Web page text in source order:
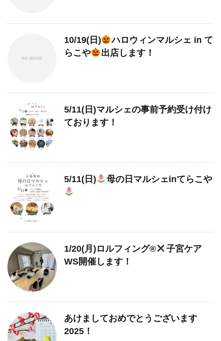
10/19(日)
ハロウィンマルシェ in て
らこや
出店します！
5/11(日)マルシェの事前予約受け付け
ております！
5/11(日) 母の日マルシェinてらこや
1/20(月)ロルフィング®︎
子宮ケア
WS開催します！
あけましておめでとうございます
2025！